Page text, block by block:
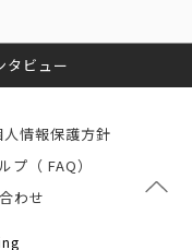
タビュー
人情報保護方針
プ（ FAQ）
わせ